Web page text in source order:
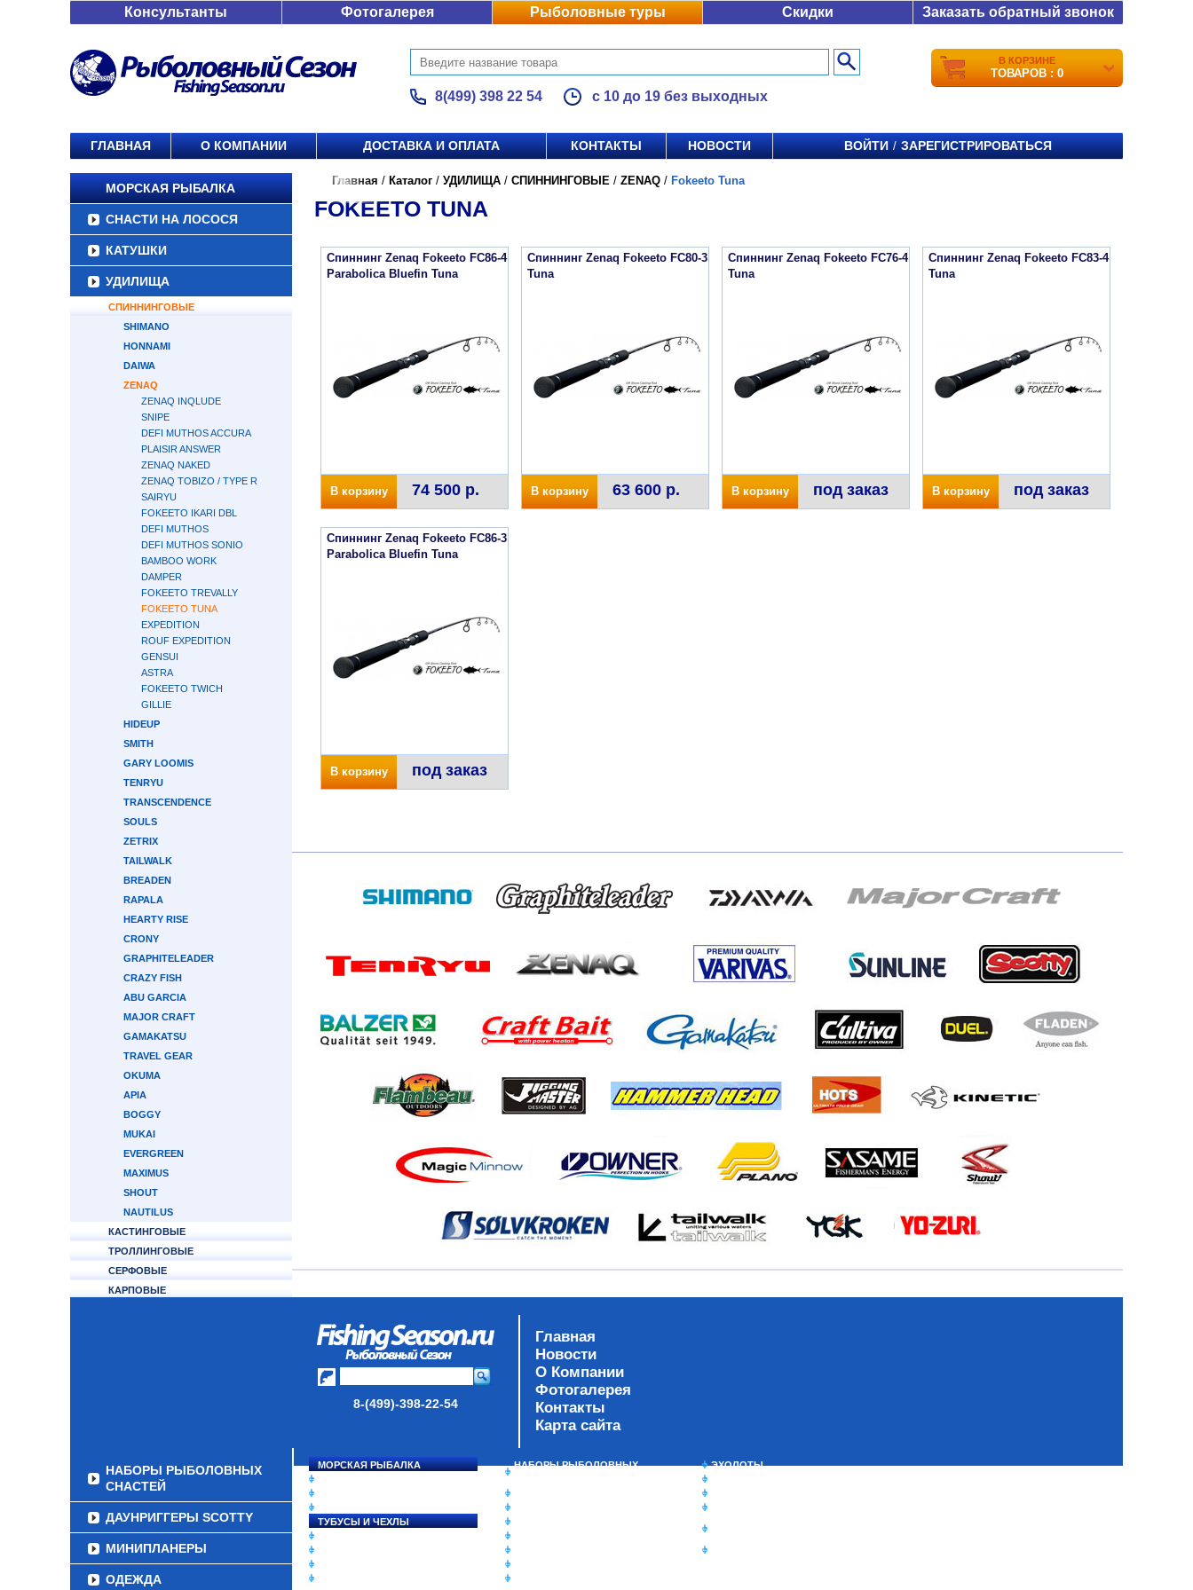
Консультанты Фотогалерея Рыболовные туры Скидки Заказать обратный звонок
8(499) 398 22 54 с 10 до 19 без выходных
В КОРЗИНЕ
ТОВАРОВ : 0
ГЛАВНАЯ О КОМПАНИИ ДОСТАВКА И ОПЛАТА КОНТАКТЫ НОВОСТИ ВОЙТИ / ЗАРЕГИСТРИРОВАТЬСЯ
МОРСКАЯ РЫБАЛКА
СНАСТИ НА ЛОСОСЯ
КАТУШКИ
УДИЛИЩА
СПИННИНГОВЫЕ
SHIMANO
HONNAMI
DAIWA
ZENAQ
ZENAQ INQLUDE
SNIPE
DEFI MUTHOS ACCURA
PLAISIR ANSWER
ZENAQ NAKED
ZENAQ TOBIZO / TYPE R
SAIRYU
FOKEETO IKARI DBL
DEFI MUTHOS
DEFI MUTHOS SONIO
BAMBOO WORK
DAMPER
FOKEETO TREVALLY
FOKEETO TUNA
EXPEDITION
ROUF EXPEDITION
GENSUI
ASTRA
FOKEETO TWICH
GILLIE
HIDEUP
SMITH
GARY LOOMIS
TENRYU
TRANSCENDENCE
SOULS
ZETRIX
TAILWALK
BREADEN
RAPALA
HEARTY RISE
CRONY
GRAPHITELEADER
CRAZY FISH
ABU GARCIA
MAJOR CRAFT
GAMAKATSU
TRAVEL GEAR
OKUMA
APIA
BOGGY
MUKAI
EVERGREEN
MAXIMUS
SHOUT
NAUTILUS
КАСТИНГОВЫЕ
ТРОЛЛИНГОВЫЕ
СЕРФОВЫЕ
КАРПОВЫЕ
НАБОРЫ РЫБОЛОВНЫХ
СНАСТЕЙ
ДАУНРИГГЕРЫ SCOTTY
МИНИПЛАНЕРЫ
ОДЕЖДА
Главная / Каталог / УДИЛИЩА / СПИННИНГОВЫЕ / ZENAQ / Fokeeto Tuna
FOKEETO TUNA
Спиннинг Zenaq Fokeeto FC86-4
Parabolica Bluefin Tuna
В корзину 74 500 р.
Спиннинг Zenaq Fokeeto FC80-3
Tuna
В корзину 63 600 р.
Спиннинг Zenaq Fokeeto FC76-4
Tuna
В корзину под заказ
Спиннинг Zenaq Fokeeto FC83-4
Tuna
В корзину под заказ
Спиннинг Zenaq Fokeeto FC86-3
Parabolica Bluefin Tuna
В корзину под заказ
8-(499)-398-22-54
Главная
Новости
О Компании
Фотогалерея
Контакты
Карта сайта
МОРСКАЯ РЫБАЛКА
ТУБУСЫ И ЧЕХЛЫ
НАБОРЫ РЫБОЛОВНЫХ
ЭХОЛОТЫ